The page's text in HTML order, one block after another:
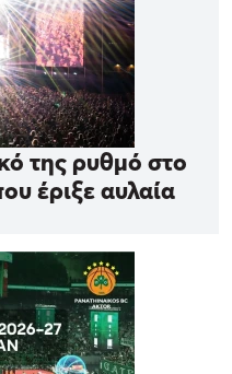
της ρυθμό στο
έριξε αυλαία